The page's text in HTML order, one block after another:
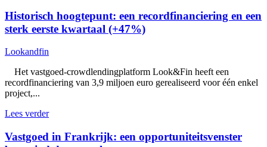
Historisch hoogtepunt: een recordfinanciering en een
sterk eerste kwartaal (+47%)
Lookandfin
Het vastgoed-crowdlendingplatform Look&Fin heeft een
recordfinanciering van 3,9 miljoen euro gerealiseerd voor één enkel
project,...
Lees verder
Vastgoed in Frankrijk: een opportuniteitsvenster